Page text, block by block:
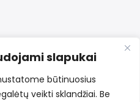
slapukai
būtinuosius
veikti sklandžiai. Be